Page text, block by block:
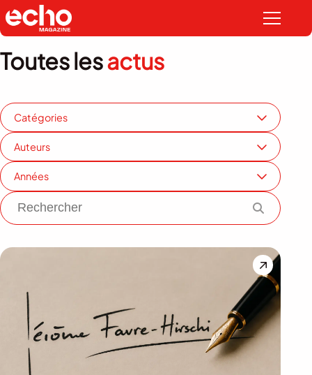
Toutes lesactus
Catégories
Auteurs
Années